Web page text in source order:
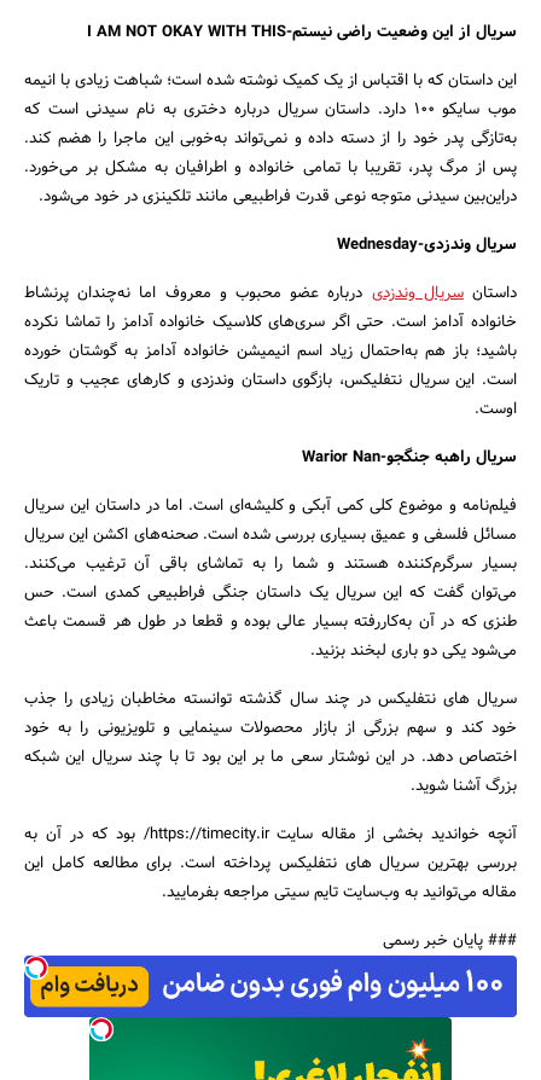
سریال از این وضعیت راضی نیستم-I AM NOT OKAY WITH THIS
این داستان که با اقتباس از یک کمیک نوشته شده است؛ شباهت زیادی با انیمه
موب سایکو 100 دارد. داستان سریال درباره دختری به نام سیدنی است که
به‌تازگی پدر خود را از دسته داده و نمی‌تواند به‌خوبی این ماجرا را هضم کند.
پس از مرگ پدر، تقریبا با تمامی خانواده و اطرافیان به مشکل بر می‌خورد.
دراین‌بین سیدنی متوجه نوعی قدرت فراطبیعی مانند تلکینزی در خود می‌شود.
سریال وندزدی-Wednesday
داستانسریال وندزدی درباره عضو محبوب و معروف اما نه‌چندان پرنشاط
خانواده آدامز است. حتی اگر سری‌های کلاسیک خانواده آدامز را تماشا نکرده
باشید؛ باز هم به‌احتمال زیاد اسم انیمیشن خانواده آدامز به گوشتان خورده
است. این سریال نتفلیکس، بازگوی داستان وندزدی و کارهای عجیب و تاریک
اوست.
سریال راهبه جنگجو-Warior Nan
فیلم‌نامه و موضوع کلی کمی آبکی و کلیشه‌ای است. اما در داستان این سریال
مسائل فلسفی و عمیق بسیاری بررسی شده است. صحنه‌های اکشن این سریال
بسیار سرگرم‌کننده هستند و شما را به تماشای باقی آن ترغیب می‌کنند.
می‌توان گفت که این سریال یک داستان جنگی فراطبیعی کمدی است. حس
طنزی که در آن به‌کاررفته بسیار عالی بوده و قطعا در طول هر قسمت باعث
می‌شود یکی دو باری لبخند بزنید.
سریال های نتفلیکس در چند سال گذشته توانسته مخاطبان زیادی را جذب
خود کند و سهم بزرگی از بازار محصولات سینمایی و تلویزیونی را به خود
اختصاص دهد. در این نوشتار سعی ما بر این بود تا با چند سریال این شبکه
بزرگ آشنا شوید.
آنچه خواندید بخشی از مقاله سایت https://timecity.ir/ بود که در آن به
بررسی بهترین سریال های نتفلیکس پرداخته است. برای مطالعه کامل این
مقاله می‌توانید به وب‌سایت تایم سیتی مراجعه بفرمایید.
### پایان خبر رسمی